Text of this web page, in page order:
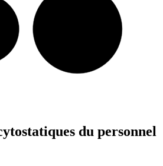
du personnel